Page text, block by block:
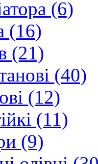
(6)
(16)
(21)
(40)
(12)
(11)
(9)